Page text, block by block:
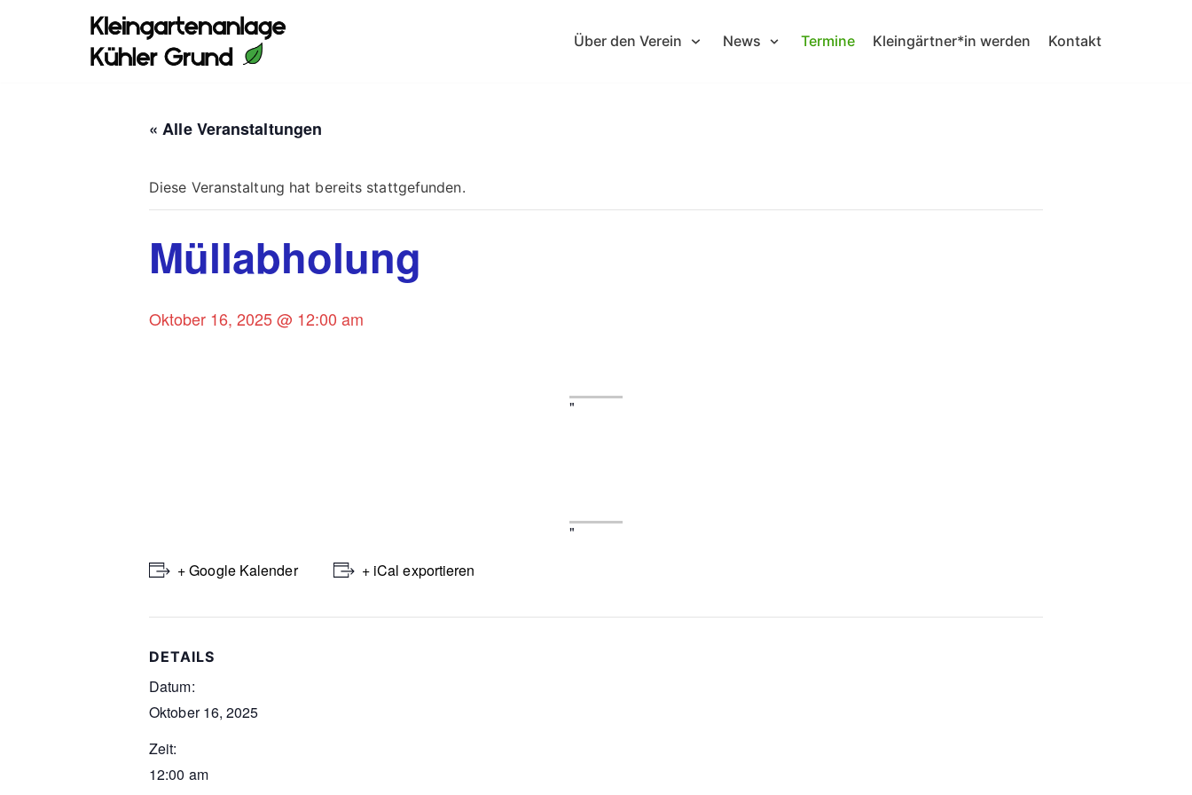
Über den Verein News Termine Kleingärtner*in werden Kontakt
« Alle Veranstaltungen
Diese Veranstaltung hat bereits stattgefunden.
Müllabholung
Oktober 16, 2025 @ 12:00 am
+ Google Kalender + iCal exportieren
DETAILS
Datum:
Oktober 16, 2025
Zeit:
12:00 am